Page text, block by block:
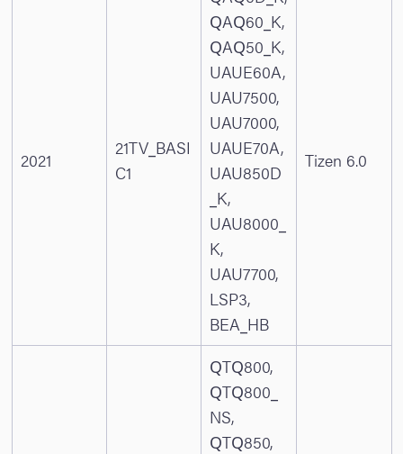
2021
21TV_BASI
C1
QAQ60_K,
QAQ50_K,
UAUE60A,
UAU7500,
UAU7000,
UAUE70A,
UAU850D
_K,
UAU8000_
K,
UAU7700,
LSP3,
BEA_HB
Tizen 6.0
QTQ800,
QTQ800_
NS,
QTQ850,